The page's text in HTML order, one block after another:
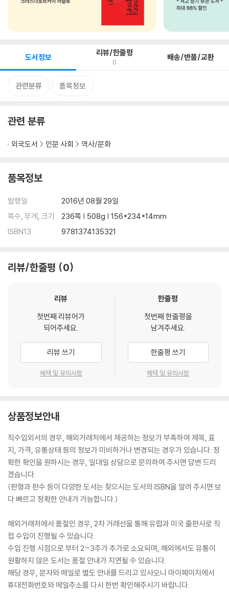
도서정보 리뷰/한줄평
0 배송/반품/교환
관련분류 품목정보
관련 분류
외국도서 인문 사회 역사/문화
품목정보
발행일
2016년 08월 29일
쪽수, 무게, 크기
236쪽 | 508g | 156*234*14mm
ISBN13
9781374135321
리뷰/한줄평 0
리뷰
첫번째 리뷰어가
되어주세요.
리뷰 쓰기
혜택 및 유의사항
한줄평
첫번째 한줄평을
남겨주세요.
한줄평 쓰기
혜택 및 유의사항
상품정보안내
직수입외서의 경우, 해외거래처에서 제공하는 정보가 부족하여 제목, 표
지, 가격, 유통상태 등의 정보가 미비하거나 변경되는 경우가 있습니다. 정
확한 확인을 원하시는 경우, 일대일 상담으로 문의하여 주시면 답변 드리
겠습니다.
(판형과 판수 등이 다양한 도서는 찾으시는 도서의 ISBN을 알려 주시면 보
다 빠르고 정확한 안내가 가능합니다.)
해외거래처에서 품절인 경우, 2차 거래선을 통해 유럽과 미국 출판사로 직
접 수입이 진행될 수 있습니다.
수입 진행 시점으로 부터 2~3주가 추가로 소요되며, 해외에서도 유통이
원활하지 않은 도서는 품절 안내가 지연될 수 있습니다.
해당 경우, 문자와 메일로 별도 안내를 드리고 있사오니 마이페이지에서
휴대전화번호와 메일주소를 다시 한번 확인해주시기 바랍니다.